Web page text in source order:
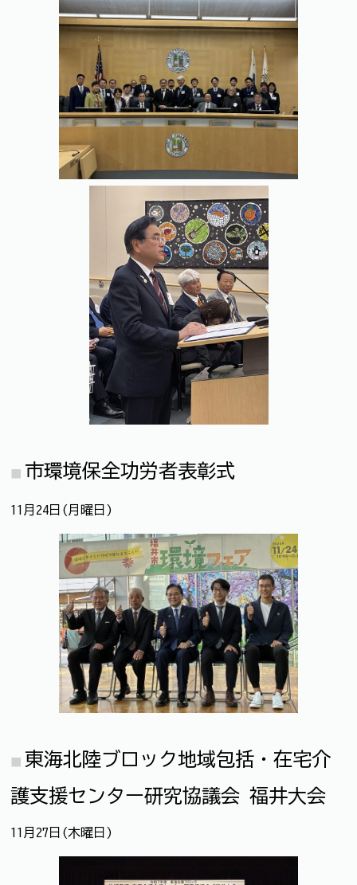
市環境保全功労者表彰式
11月24日(月曜日)
東海北陸ブロック地域包括・在宅介
護支援センター研究協議会 福井大会
11月27日(木曜日)